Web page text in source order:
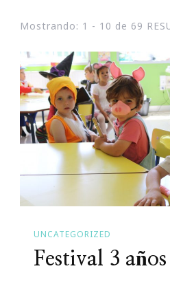
Mostrando: 1 - 10 de 69
UNCATEGORIZED
Festival 3 años